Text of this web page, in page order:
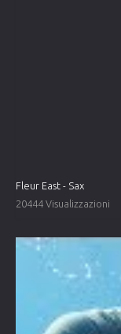
Fleur East - Sax
20444 Visualizzazioni